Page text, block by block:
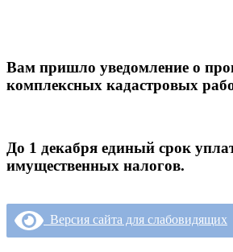
Вам пришло уведомление о
комплексных кадастровых
До 1 декабря единый срок
имущественных налогов.
Версия сайта для слабовидящих